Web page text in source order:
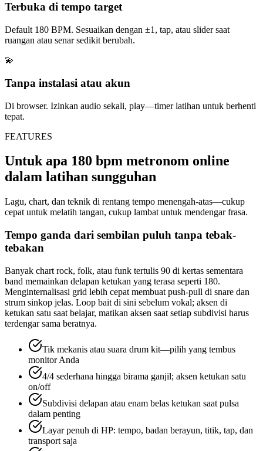
Terbuka di tempo target
Default 180 BPM. Sesuaikan dengan ±1, tap, atau slider saat
ruangan atau senar sedikit berubah.
💫
Tanpa instalasi atau akun
Di browser. Izinkan audio sekali, play—timer latihan untuk berhenti
tepat.
FEATURES
Untuk apa 180 bpm metronom online
dalam latihan sungguhan
Lagu, chart, dan teknik di rentang tempo menengah-atas—cukup
cepat untuk melatih tangan, cukup lambat untuk mendengar frasa.
Tempo ganda dari sembilan puluh tanpa tebak-
tebakan
Banyak chart rock, folk, atau funk tertulis 90 di kertas sementara
band memainkan delapan ketukan yang terasa seperti 180.
Menginternalisasi grid lebih cepat membuat push-pull di snare dan
strum sinkop jelas. Loop bait di sini sebelum vokal; aksen di
ketukan satu saat belajar, matikan aksen saat setiap subdivisi harus
terdengar sama beratnya.
Tik mekanis atau suara drum kit—pilih yang tembus
monitor Anda
4/4 sederhana hingga birama ganjil; aksen ketukan satu
on/off
Subdivisi delapan atau enam belas ketukan saat pulsa
dalam penting
Layar penuh di HP: tempo, badan berayun, titik, tap, dan
transport saja